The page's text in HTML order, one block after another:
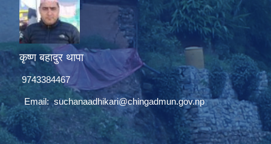
कृष्ण बहादुर थापा
9743384467
Email:suchanaadhikari@chingadmun.gov.np